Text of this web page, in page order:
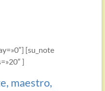
[su_note
]
maestro,